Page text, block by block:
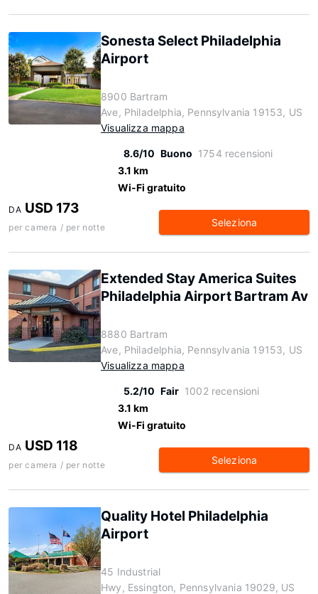
Sonesta Select Philadelphia
Airport
8900 Bartram
Ave, Philadelphia, Pennsylvania 19153, US
Visualizza mappa
8.6/10 Buono 1754 recensioni
3.1 km
Wi-Fi gratuito
DA USD 173
per camera / per notte Seleziona
Extended Stay America Suites
Philadelphia Airport Bartram Av
8880 Bartram
Ave, Philadelphia, Pennsylvania 19153, US
Visualizza mappa
5.2/10 Fair 1002 recensioni
3.1 km
Wi-Fi gratuito
DA USD 118
per camera / per notte Seleziona
Quality Hotel Philadelphia
Airport
45 Industrial
Hwy, Essington, Pennsylvania 19029, US